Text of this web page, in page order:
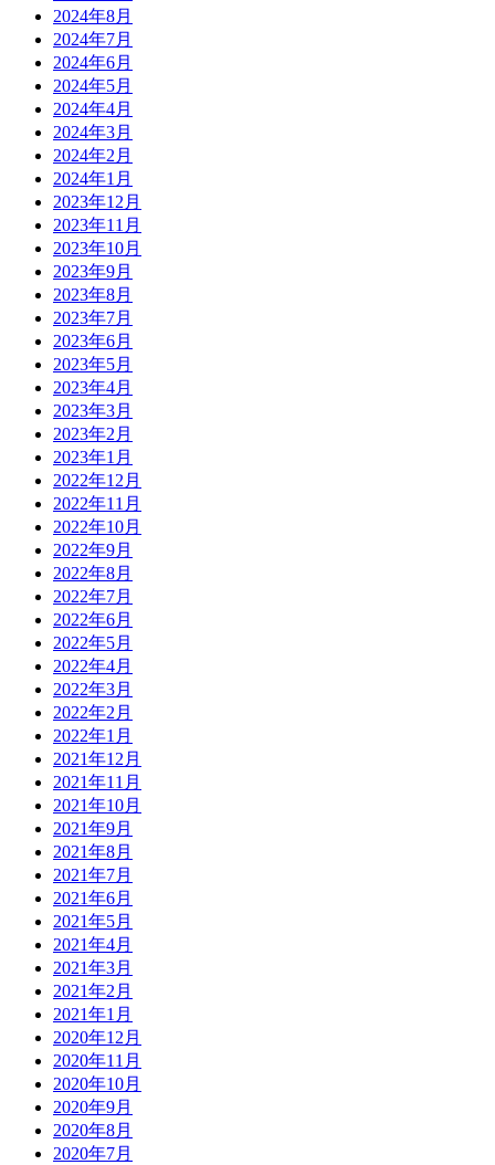
2024年8月
2024年7月
2024年6月
2024年5月
2024年4月
2024年3月
2024年2月
2024年1月
2023年12月
2023年11月
2023年10月
2023年9月
2023年8月
2023年7月
2023年6月
2023年5月
2023年4月
2023年3月
2023年2月
2023年1月
2022年12月
2022年11月
2022年10月
2022年9月
2022年8月
2022年7月
2022年6月
2022年5月
2022年4月
2022年3月
2022年2月
2022年1月
2021年12月
2021年11月
2021年10月
2021年9月
2021年8月
2021年7月
2021年6月
2021年5月
2021年4月
2021年3月
2021年2月
2021年1月
2020年12月
2020年11月
2020年10月
2020年9月
2020年8月
2020年7月